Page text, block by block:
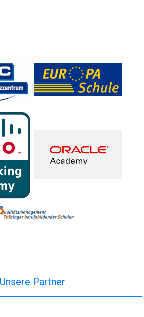
Unsere Partner